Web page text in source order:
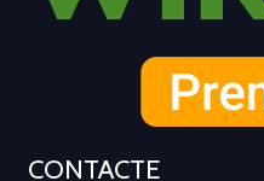
CONTACTE